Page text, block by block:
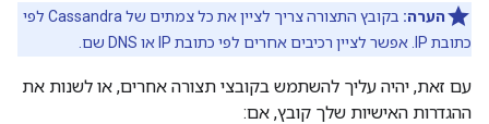
הערה:
בקובץ התצורה צריך לציין את כל צמתים של Cassandra לפי
כתובת IP. אפשר לציין רכיבים אחרים לפי כתובת IP או DNS שם.
עם זאת, יהיה עליך להשתמש בקובצי תצורה אחרים, או לשנות את
ההגדרות האישיות שלך קובץ, אם: